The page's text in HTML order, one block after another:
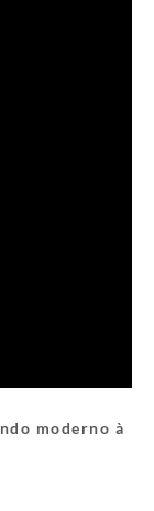
moderno à